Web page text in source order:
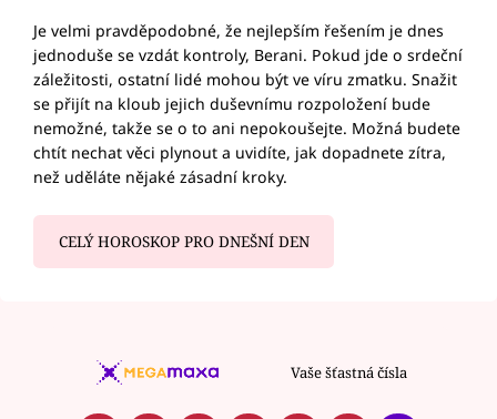
Je velmi pravděpodobné, že nejlepším řešením je dnes
jednoduše se vzdát kontroly, Berani. Pokud jde o srdeční
záležitosti, ostatní lidé mohou být ve víru zmatku. Snažit
se přijít na kloub jejich duševnímu rozpoložení bude
nemožné, takže se o to ani nepokoušejte. Možná budete
chtít nechat věci plynout a uvidíte, jak dopadnete zítra,
než uděláte nějaké zásadní kroky.
CELÝ HOROSKOP PRO DNEŠNÍ DEN
Vaše šťastná čísla